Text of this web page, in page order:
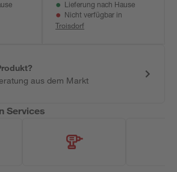
Lieferung nach Hause
Nicht verfügbar in
Troisdorf
aus dem Markt
Services